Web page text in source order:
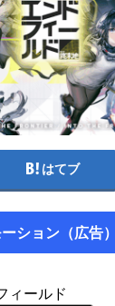
はてブ
ション（広告
ィールド